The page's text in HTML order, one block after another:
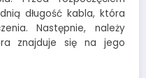
długość kabla, która
Następnie, należy
znajduje się na jego